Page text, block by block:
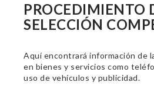
PROCEDIMIENTO
SELECCIÓN
Aquí encontrará información de
en bienes y servicios como
uso de vehículos y publicidad.